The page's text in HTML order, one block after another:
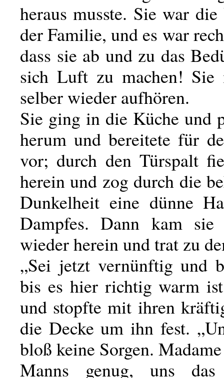
heraus musste. Sie war
der Familie, und es war
dass sie ab und zu das
sich Luft zu machen! Sie
selber wieder aufhören.
Sie ging in die Küche und
herum und bereitete für
vor; durch den Türspalt
herein und zog durch die
Dunkelheit eine dünne
Dampfes. Dann kam
wieder herein und trat zu
„Sei jetzt vernünftig und
bis es hier richtig warm
und stopfte mit ihren
die Decke um ihn fest.
bloß keine Sorgen.
Manns genug, uns